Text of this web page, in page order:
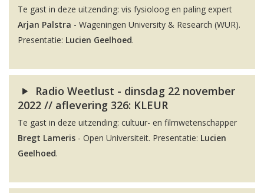
Te gast in deze uitzending: vis fysioloog en paling expert
Arjan Palstra - Wageningen University & Research (WUR).
Presentatie: Lucien Geelhoed.
Radio Weetlust - dinsdag 22 november
2022 // aflevering 326: KLEUR
Te gast in deze uitzending: cultuur- en filmwetenschapper
Bregt Lameris - Open Universiteit. Presentatie: Lucien
Geelhoed.